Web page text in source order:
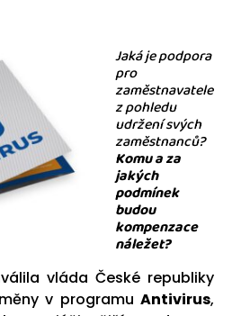
Jaká je podpora
pro
zaměstnavatele
z pohledu
udržení svých
zaměstnanců?
Komu a za
jakých
podmínek
budou
kompenzace
náležet?
vláda České republiky
v programu Antivirus,